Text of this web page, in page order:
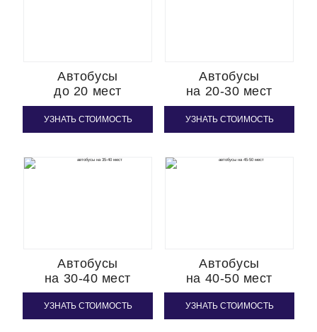
Автобусы
до 20 мест
УЗНАТЬ СТОИМОСТЬ
Автобусы
на 20-30 мест
УЗНАТЬ СТОИМОСТЬ
Автобусы
на 30-40 мест
УЗНАТЬ СТОИМОСТЬ
Автобусы
на 40-50 мест
УЗНАТЬ СТОИМОСТЬ